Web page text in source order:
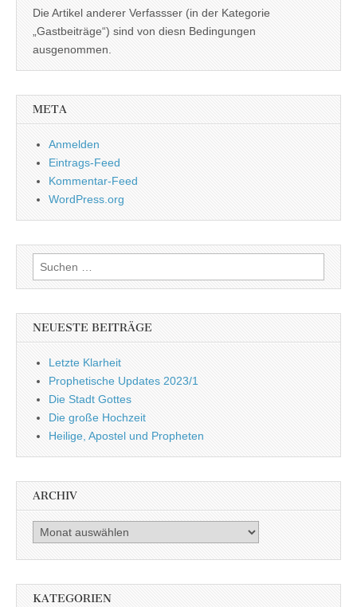
Die Artikel anderer Verfassser (in der Kategorie
„Gastbeiträge“) sind von diesn Bedingungen
ausgenommen.
META
Anmelden
Eintrags-Feed
Kommentar-Feed
WordPress.org
Suchen
nach:
NEUESTE BEITRÄGE
Letzte Klarheit
Prophetische Updates 2023/1
Die Stadt Gottes
Die große Hochzeit
Heilige, Apostel und Propheten
ARCHIV
Archiv
KATEGORIEN